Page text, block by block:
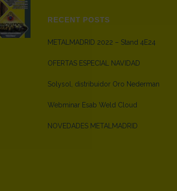
RECENT POSTS
METALMADRID 2022 – Stand 4E24
OFERTAS ESPECIAL NAVIDAD
Solysol, distribuidor Oro Nederman
Webminar Esab Weld Cloud
NOVEDADES METALMADRID